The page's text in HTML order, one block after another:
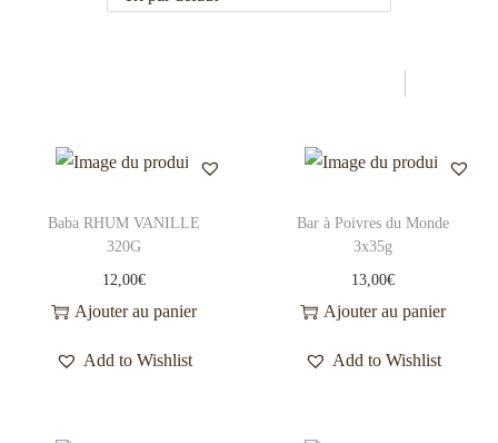
v
t
Baba RHUM VANILLE
320G
12,00€
Ajouter au panier
Add to Wishlist
Bar à Poivres du Monde
3x35g
13,00€
Ajouter au panier
Add to Wishlist